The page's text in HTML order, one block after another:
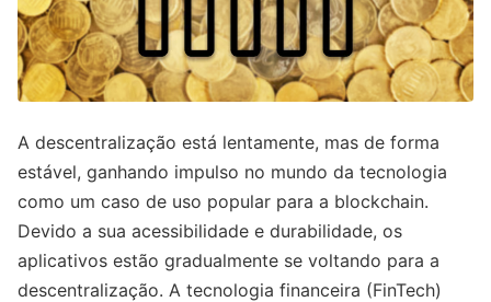
A descentralização está lentamente, mas de forma
estável, ganhando impulso no mundo da tecnologia
como um caso de uso popular para a blockchain.
Devido a sua acessibilidade e durabilidade, os
aplicativos estão gradualmente se voltando para a
descentralização. A tecnologia financeira (FinTech)